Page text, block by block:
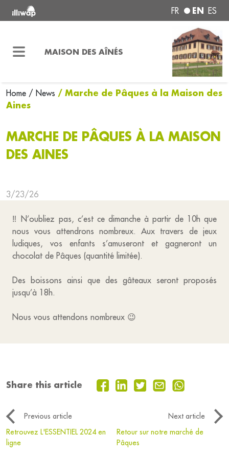
FR EN ES
MAISON DES AÎNÉS
Home / News / Marche de Pâques à la Maison des
Aines
MARCHE DE PÂQUES À LA MAISON
DES AINES
3/23/26
‼️ N’oubliez pas, c’est ce dimanche à partir de 10h que
nous vous attendrons nombreux. Aux travers de jeux
ludiques, vos enfants s’amuseront et gagneront un
chocolat de Pâques (quantité limitée).
Des boissons ainsi que des gâteaux seront proposés
jusqu’à 18h.
Nous vous attendons nombreux 😉
Share this article
Previous article
Next article
Retrouvez L'ESSENTIEL 2024 en
ligne
Retour sur notre marché de
Pâques